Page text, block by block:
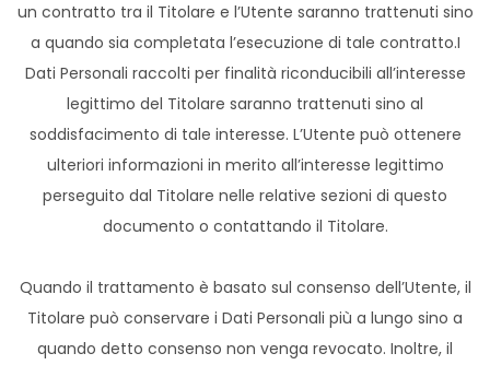
un contratto tra il Titolare e l’Utente saranno trattenuti sino
a quando sia completata l’esecuzione di tale contratto.I
Dati Personali raccolti per finalità riconducibili all’interesse
legittimo del Titolare saranno trattenuti sino al
soddisfacimento di tale interesse. L’Utente può ottenere
ulteriori informazioni in merito all’interesse legittimo
perseguito dal Titolare nelle relative sezioni di questo
documento o contattando il Titolare.
Quando il trattamento è basato sul consenso dell’Utente, il
Titolare può conservare i Dati Personali più a lungo sino a
quando detto consenso non venga revocato. Inoltre, il